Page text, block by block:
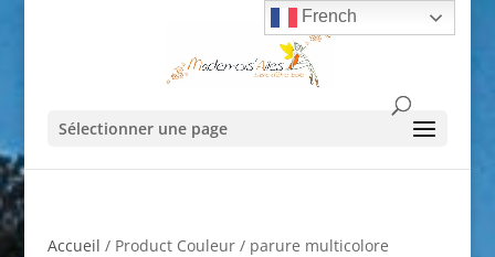
Sélectionner une page
Accueil / Product Couleur / parure multicolore
French